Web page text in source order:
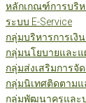
หลักเกณฑ์การบริ
ระบบ E-Service
กลุ่มบริหารการเงิ
กลุ่มนโยบายและ
กลุ่มส่งเสริมการจั
กลุ่มนิเทศติดตามแ
กลุ่มพัฒนาครูและ